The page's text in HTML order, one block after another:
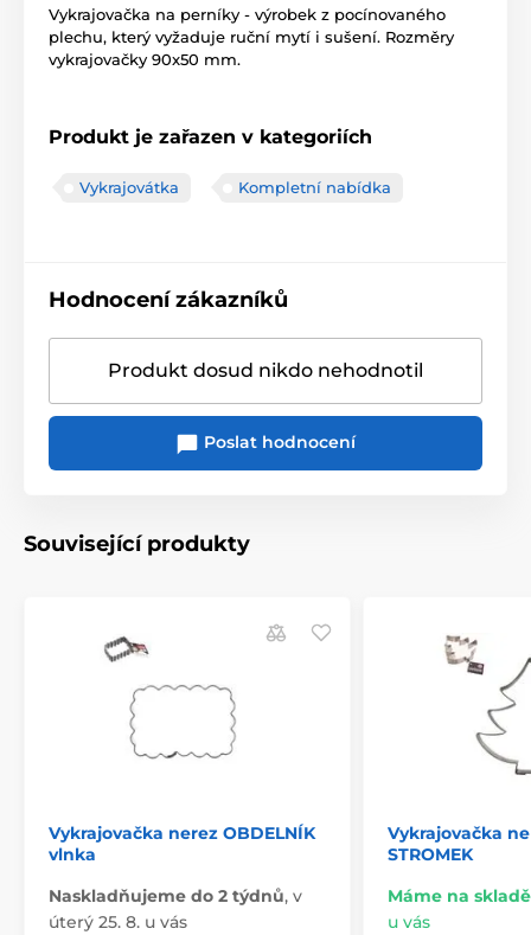
Vykrajovačka na perníky - výrobek z pocínovaného
plechu, který vyžaduje ruční mytí i sušení. Rozměry
vykrajovačky 90x50 mm.
Produkt je zařazen v kategoriích
Vykrajovátka Kompletní nabídka
Hodnocení zákazníků
Produkt dosud nikdo nehodnotil
Poslat hodnocení
Související produkty
Vykrajovačka nerez OBDELNÍK
vlnka
Naskladňujeme do 2 týdnů, v
úterý 25. 8. u vás
Vykrajovačka
STROMEK
Máme na skladě
u vás